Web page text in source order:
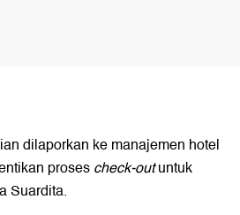
dilaporkan ke manajemen hotel
prosescheck-outuntuk
Suardita.